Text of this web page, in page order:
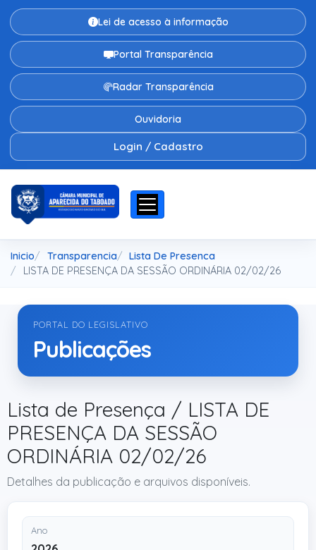
Lei de acesso à informação
Portal Transparência
Radar Transparência
Ouvidoria
Login / Cadastro
Inicio Transparencia
Lista De Presenca
LISTA DE PRESENÇA DA SESSÃO ORDINÁRIA 02/02/26
PORTAL DO LEGISLATIVO
Publicações
Lista de Presença / LISTA DE
PRESENÇA DA SESSÃO
ORDINÁRIA 02/02/26
Detalhes da publicação e arquivos disponíveis.
Ano